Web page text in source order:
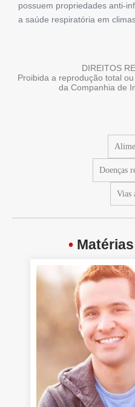
possuem propriedades anti-
a saúde respiratória em
DIREITOS
Proibida a reprodução total
da Companhia de
Doenças
Vias
•